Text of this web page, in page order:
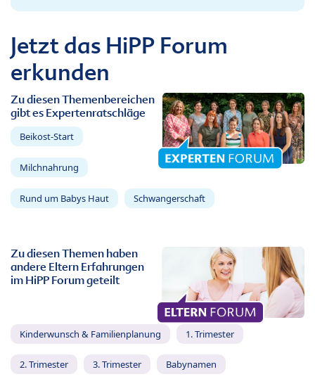
Jetzt das HiPP Forum
erkunden
Zu diesen Themenbereichen
gibt es Expertenratschläge
Beikost-Start
Milchnahrung
Rund um Babys Haut Schwangerschaft
Zu diesen Themen haben
andere Eltern Erfahrungen
im HiPP Forum geteilt
Kinderwunsch & Familienplanung 1. Trimester
2. Trimester 3. Trimester Babynamen